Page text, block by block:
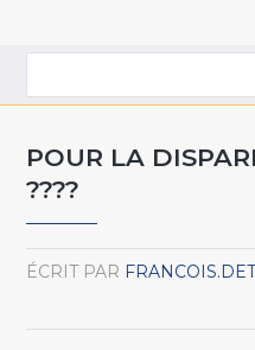
POUR LA
????
ÉCRIT PAR